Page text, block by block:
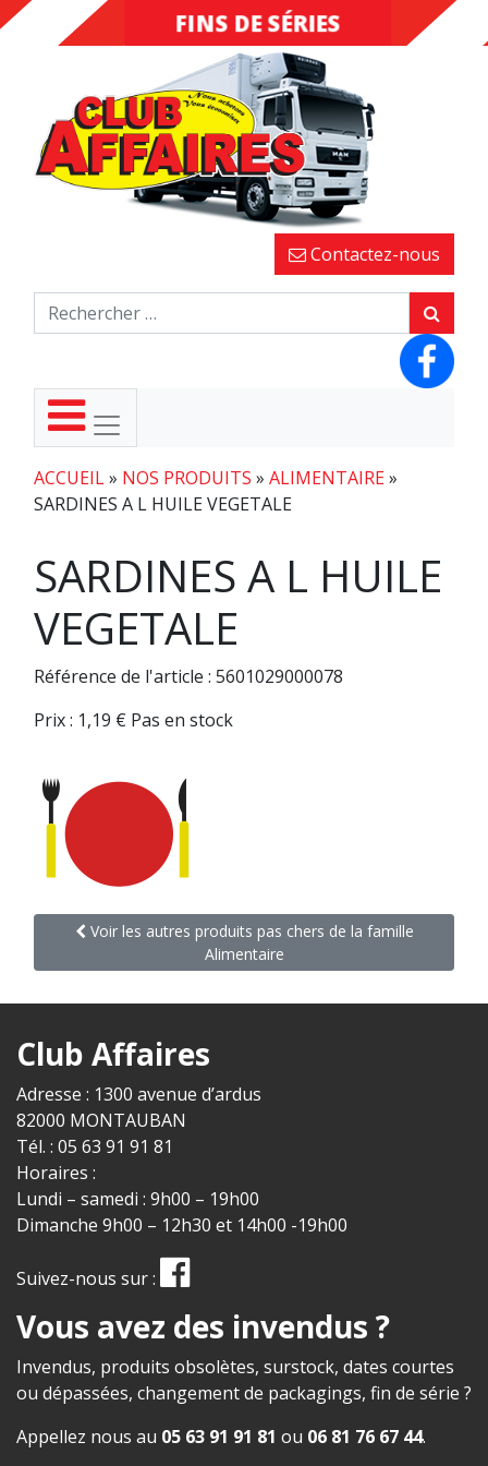
DESTOCKAGE
FINS DE SÉRIES
Contactez-nous
ACCUEIL» NOS PRODUITS » ALIMENTAIRE»
SARDINES A L HUILE VEGETALE
SARDINES A L HUILE
VEGETALE
Référence de l'article : 5601029000078
Prix : 1,19 € Pas en stock
Voir les autres produits pas chers de la famille
Alimentaire
Club Affaires
Adresse : 1300 avenue d’ardus
82000 MONTAUBAN
Tél. : 05 63 91 91 81
Horaires :
Lundi – samedi : 9h00 – 19h00
Dimanche 9h00 – 12h30 et 14h00 -19h00
Suivez-nous sur :
Vous avez des invendus ?
Invendus, produits obsolètes, surstock, dates courtes
ou dépassées, changement de packagings, fin de série ?
Appellez nous au 05 63 91 91 81 ou 06 81 76 67 44.